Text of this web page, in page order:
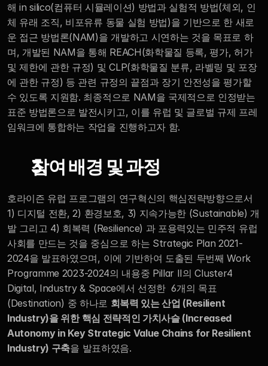
해 in silico(컴퓨터 시뮬레이션) 방법과 실험적 방법(체외, 인
체 유래 조직, 비포유류 동물 실험 방법)을 기반으로 한 새로
운 접근 방법론(NAM)을 개발하고 시연하는 것을 목표로 하
며, 개발된 NAM을 통해 REACH(화학물질 등록, 평가, 허가
및 제한에 관한 규정) 및 CLP(화학물질 분류, 라벨링 및 포장
에 관한 규정) 등 관련 규정의 끝점과 장기 안전성을 평가할
수 있도록 지원함. 최종적으로 NAM을 국제적으로 인정받는
표준 방법론으로 발전시키고, 이를 유럽 및 글로벌 규제 프레
임워크에 통합하는 작업을 진행하고자 함.
참여 배경 및 과정
호라이즌 유럽 프로그램의 연구혁신의 핵심전략방향으로서
1) 디지털 전환, 2) 환경보호, 3) 지속가능한 (Sustainable) 개
발 그리고 4) 회복력 (Resilience) 과 포용력있는 민주적 유럽
사회를 만드는 것을 중심으로 하는 Strategic Plan 2021-
2024을 발표하였으며, 이에 기반하여 도출된 두번째 Work
Programme 2023-2024의 내용중 Pillar II의 Cluster4
Digital, Industry & Space에서 선정한  6개의 목표
(Destination) 중 하나로 회복력 있는 산업 (Resilient
Industry)을 위한 핵심 전략적인 가치사슬 (Increased
Autonomy in Key Strategic Value Chains for Resilient
Industry) 구축을 발표하였음.